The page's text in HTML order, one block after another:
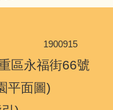
1900915
區永福街66號
平面圖)